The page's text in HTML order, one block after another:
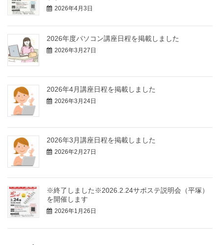
2026年4月3日
2026年度パソコン講座日程を掲載しました
2026年3月27日
2026年4月講座日程を掲載しました
2026年3月24日
2026年3月講座日程を掲載しました
2026年2月27日
※終了しました※2026.2.24サポステ説明会（平塚）
を開催します
2026年1月26日